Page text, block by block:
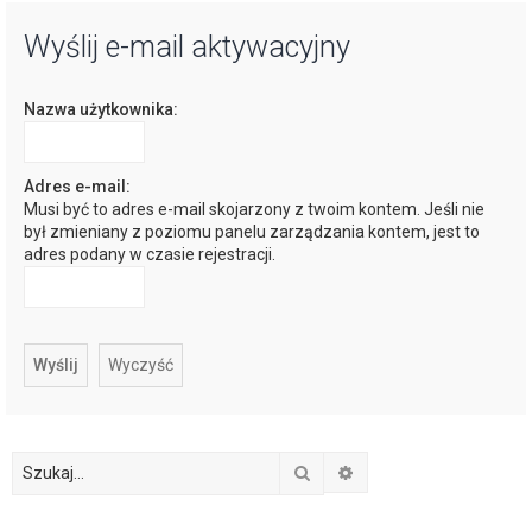
Wyślij e-mail aktywacyjny
Nazwa użytkownika:
Adres e-mail:
Musi być to adres e-mail skojarzony z twoim kontem. Jeśli nie
był zmieniany z poziomu panelu zarządzania kontem, jest to
adres podany w czasie rejestracji.
Szukaj